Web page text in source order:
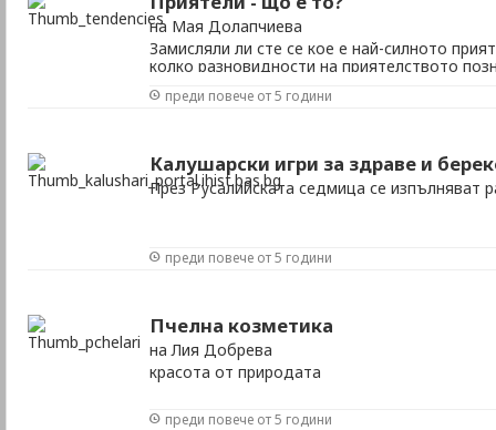
на Мая Долапчиева
Замисляли ли сте се кое е най-силното
колко разновидности на приятелството
преди повече от 5 години
Калушарски игри за здраве и
През Русалийската седмица се изпълняват
преди повече от 5 години
Пчелна козметика
на Лия Добрева
красота от природата
преди повече от 5 години